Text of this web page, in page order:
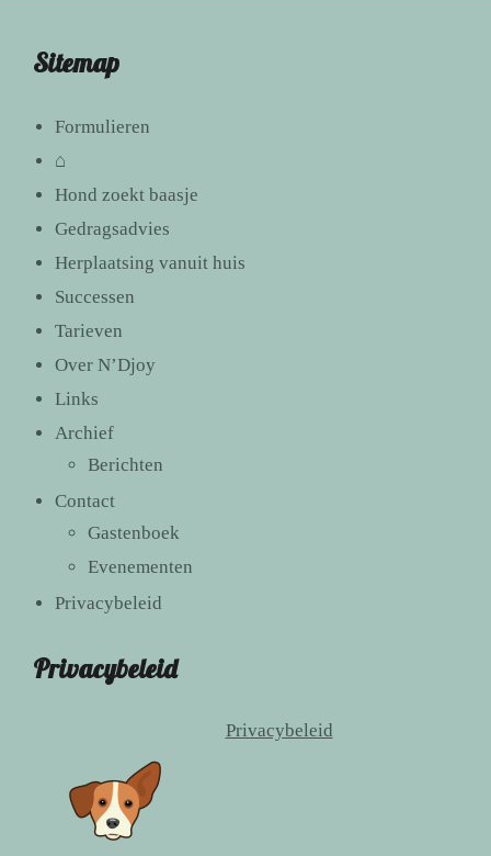
Sitemap
Formulieren
⌂
Hond zoekt baasje
Gedragsadvies
Herplaatsing vanuit huis
Successen
Tarieven
Over N’Djoy
Links
Archief
Berichten
Contact
Gastenboek
Evenementen
Privacybeleid
Privacybeleid
Privacybeleid